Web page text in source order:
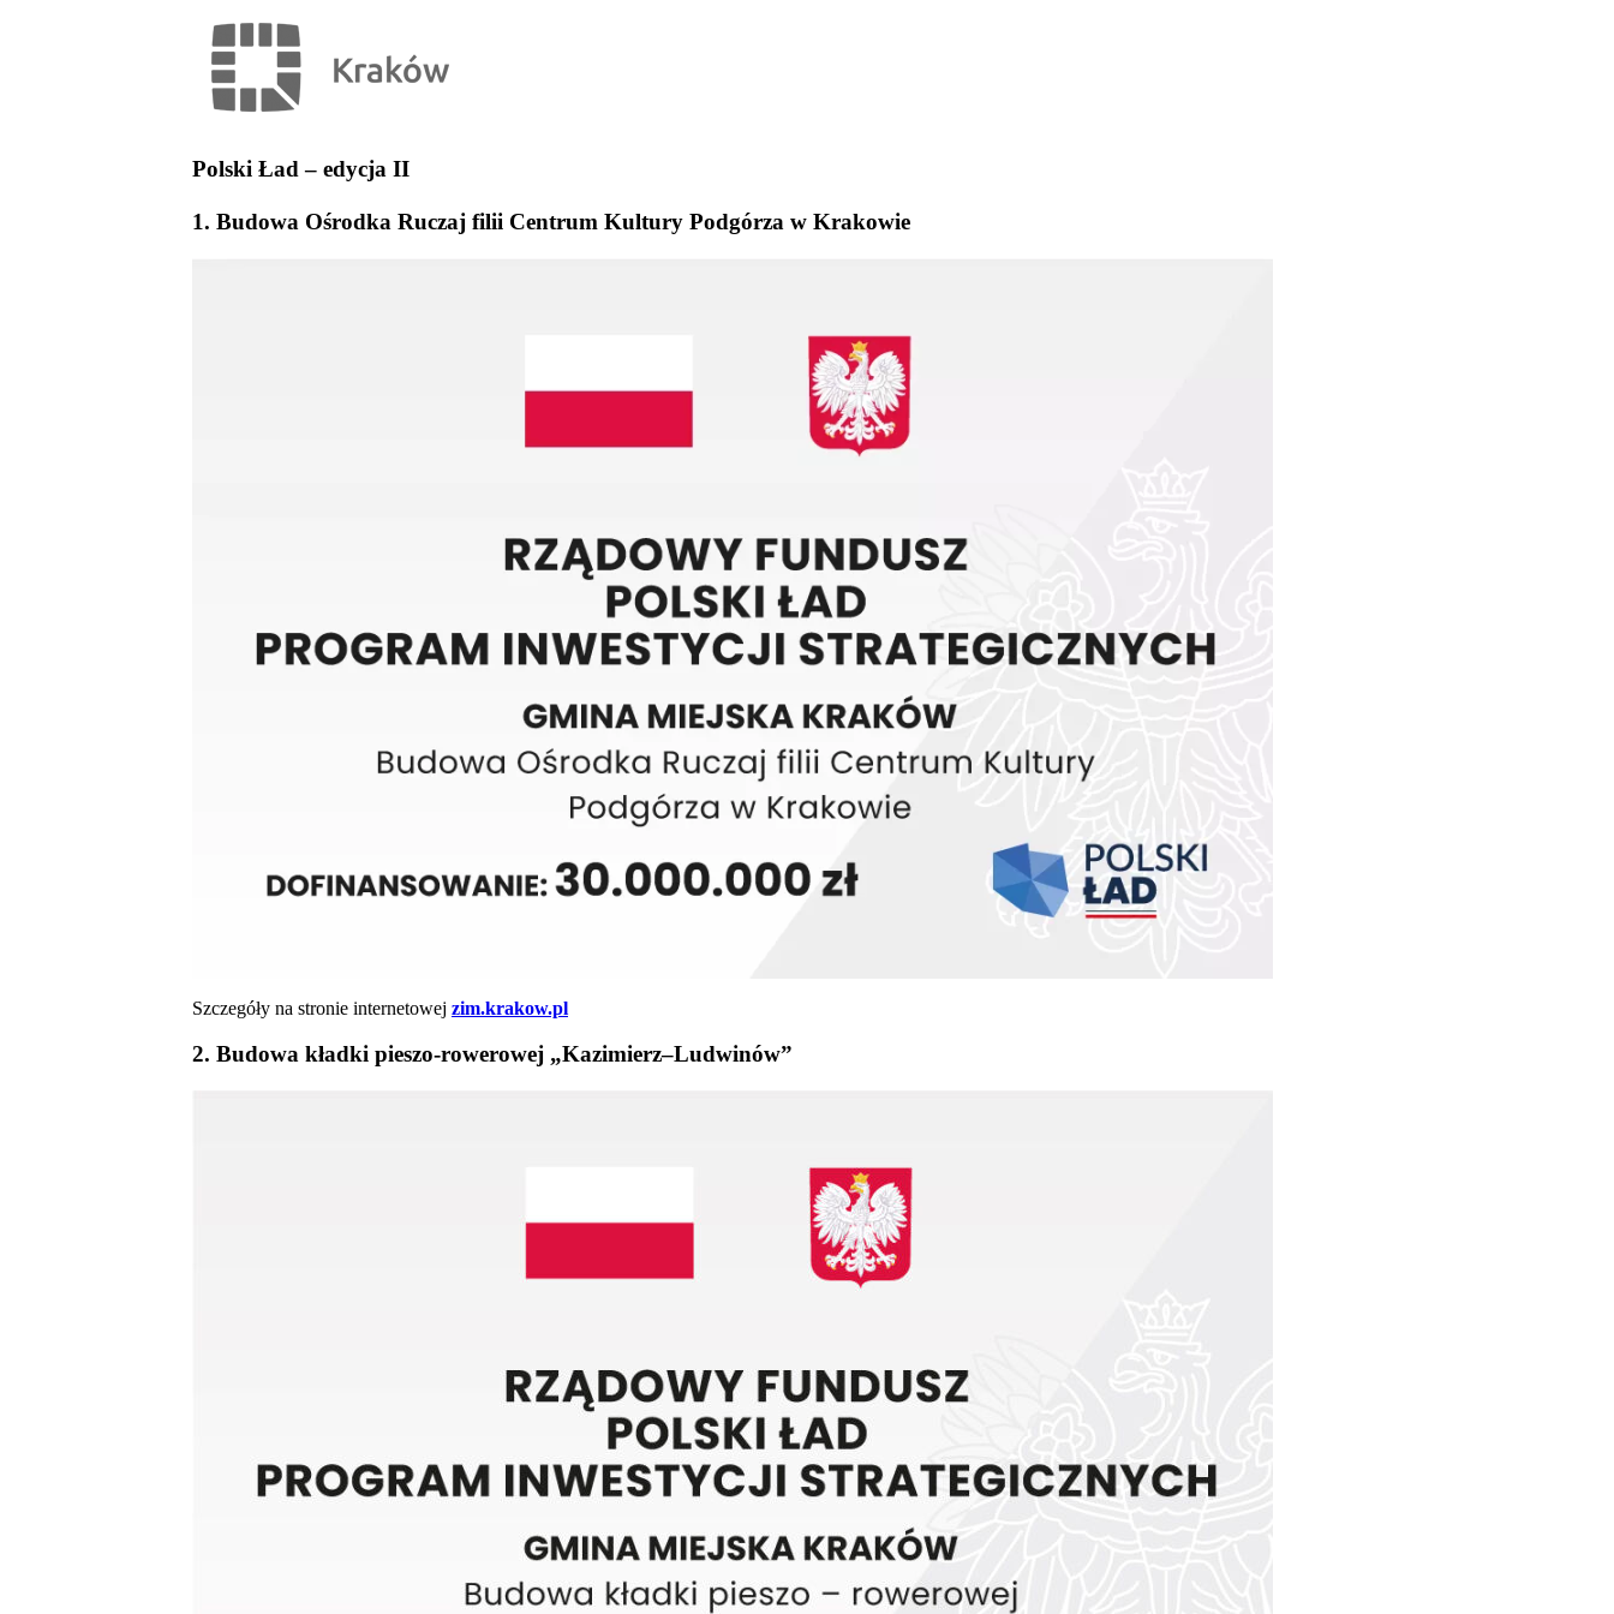
Polski Ład – edycja II
1. Budowa Ośrodka Ruczaj filii Centrum Kultury Podgórza w Krakowie
Szczegóły na stronie internetowej zim.krakow.pl
2. Budowa kładki pieszo-rowerowej „Kazimierz–Ludwinów”